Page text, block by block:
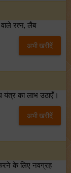
रत्न, लैब
अभी खरीदें
यंत्र का लाभ उठाएँ।
अभी खरीदें
के लिए नवग्रह